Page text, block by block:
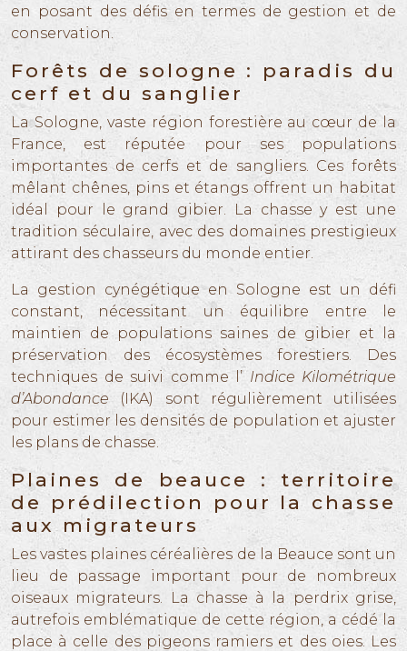
en posant des défis en termes de gestion et de
conservation.
Forêts de sologne : paradis du
cerf et du sanglier
La Sologne, vaste région forestière au cœur de la
France, est réputée pour ses populations
importantes de cerfs et de sangliers. Ces forêts
mêlant chênes, pins et étangs offrent un habitat
idéal pour le grand gibier. La chasse y est une
tradition séculaire, avec des domaines prestigieux
attirant des chasseurs du monde entier.
La gestion cynégétique en Sologne est un défi
constant, nécessitant un équilibre entre le
maintien de populations saines de gibier et la
préservation des écosystèmes forestiers. Des
techniques de suivi comme l’ Indice Kilométrique
d’Abondance (IKA) sont régulièrement utilisées
pour estimer les densités de population et ajuster
les plans de chasse.
Plaines de beauce : territoire
de prédilection pour la chasse
aux migrateurs
Les vastes plaines céréalières de la Beauce sont un
lieu de passage important pour de nombreux
oiseaux migrateurs. La chasse à la perdrix grise,
autrefois emblématique de cette région, a cédé la
place à celle des pigeons ramiers et des oies. Les